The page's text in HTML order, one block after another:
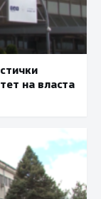
на власта